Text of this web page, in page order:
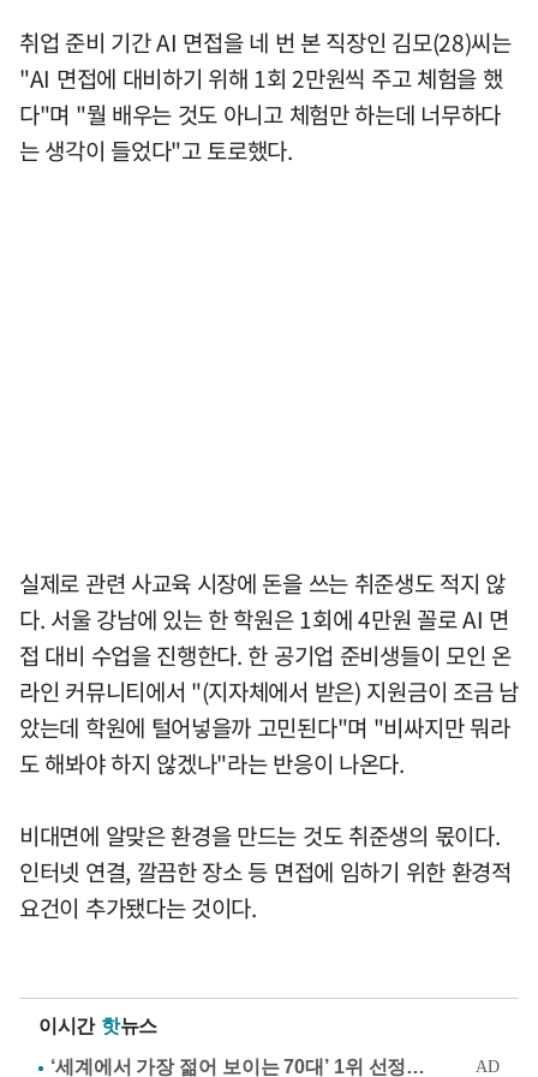
취업 준비 기간 AI 면접을 네 번 본 직장인 김모(28)씨는
"AI 면접에 대비하기 위해 1회 2만원씩 주고 체험을 했
다"며 "뭘 배우는 것도 아니고 체험만 하는데 너무하다
는 생각이 들었다"고 토로했다.
실제로 관련 사교육 시장에 돈을 쓰는 취준생도 적지 않
다. 서울 강남에 있는 한 학원은 1회에 4만원 꼴로 AI 면
접 대비 수업을 진행한다. 한 공기업 준비생들이 모인 온
라인 커뮤니티에서 "(지자체에서 받은) 지원금이 조금 남
았는데 학원에 털어넣을까 고민된다"며 "비싸지만 뭐라
도 해봐야 하지 않겠나"라는 반응이 나온다.
비대면에 알맞은 환경을 만드는 것도 취준생의 몫이다.
인터넷 연결, 깔끔한 장소 등 면접에 임하기 위한 환경적
요건이 추가됐다는 것이다.
이시간 핫뉴스